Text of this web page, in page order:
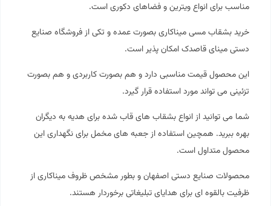
مناسب برای انواع ویترین و فضاهای دکوری است.
خرید بشقاب مسی میناکاری بصورت عمده و تکی از فروشگاه صنایع
دستیمینای قاصدکامکان پذیر است.
این محصول قیمت مناسبی دارد و هم بصورت کاربردی و هم بصورت
تزئینی می تواند مورد استفاده قرار گیرد.
شما می توانید از انواع بشقاب های قاب شده برای هدیه به دیگران
بهره ببرید. همچین استفاده از جعبه های مخمل برای نگهداری این
محصول متداول است.
محصولات صنایع دستی اصفهان و بطور مشخص ظروف میناکاری از
ظرفیت بالقوه ای برای هدایای تبلیغاتی برخوردار هستند.